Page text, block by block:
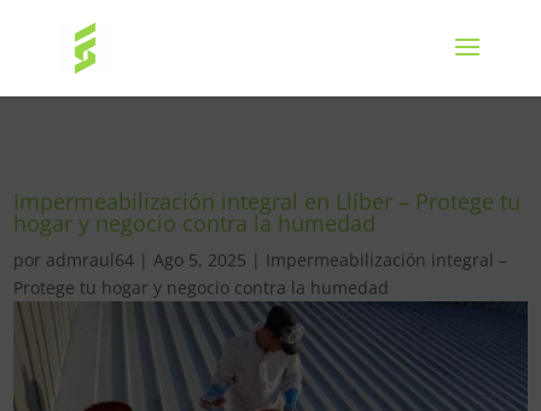
Impermeabilización integral en Llíber – Protege tu
hogar y negocio contra la humedad
por admraul64 |Ago 5, 2025 | Impermeabilización integral –
Protege tu hogar y negocio contra la humedad